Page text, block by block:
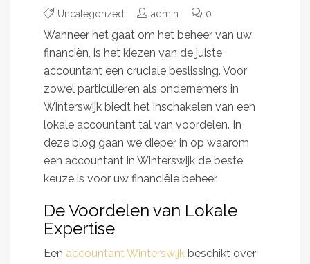
Uncategorized admin 0
Wanneer het gaat om het beheer van uw
financiën, is het kiezen van de juiste
accountant een cruciale beslissing. Voor
zowel particulieren als ondernemers in
Winterswijk biedt het inschakelen van een
lokale accountant tal van voordelen. In
deze blog gaan we dieper in op waarom
een accountant in Winterswijk de beste
keuze is voor uw financiële beheer.
De Voordelen van Lokale
Expertise
Een accountant Winterswijk beschikt over